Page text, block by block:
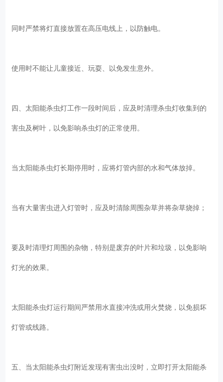
同时严禁将灯直接放置在高压电线上，以防触电。
使用时不能让儿童接近、玩耍、以免发生意外。
四、太阳能杀虫灯工作一段时间后，应及时清理杀虫灯收集到的
害虫及树叶，以免影响杀虫灯的正常使用。
当太阳能杀虫灯长期停用时，应将灯管内部的水和气体放掉。
当有大量害虫进入灯管时，应及时清除周围杂草并将杂草烧掉；
要及时清理灯周围的杂物，特别是废弃的叶片和垃圾，以免影响
灯光的效果。
太阳能杀虫灯运行期间严禁用水直接冲洗或用火焚烧，以免损坏
灯管或线路。
五、当太阳能杀虫灯附近发现有害虫出没时，立即打开太阳能杀